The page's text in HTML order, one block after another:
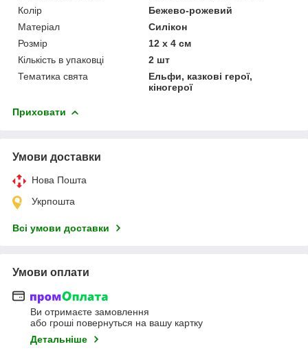
Колір
Бежево-рожевий
Матеріал
Силікон
Розмір
12 х 4 см
Кількість в упаковці
2 шт
Тематика свята
Ельфи, казкові герої,
кіногерої
Приховати
Умови доставки
Нова Пошта
Укрпошта
Всі умови доставки
Умови оплати
Ви отримаєте замовлення
або гроші повернуться на вашу картку
Детальніше